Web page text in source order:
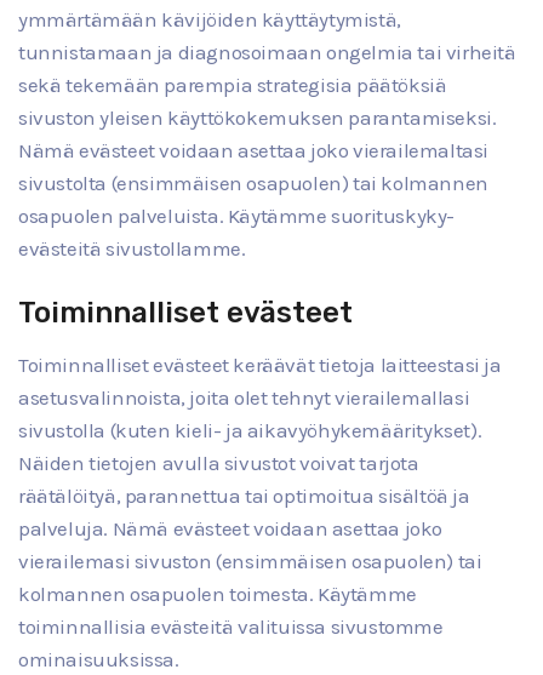
ymmärtämään kävijöiden käyttäytymistä,
tunnistamaan ja diagnosoimaan ongelmia tai virheitä
sekä tekemään parempia strategisia päätöksiä
sivuston yleisen käyttökokemuksen parantamiseksi.
Nämä evästeet voidaan asettaa joko vierailemaltasi
sivustolta (ensimmäisen osapuolen) tai kolmannen
osapuolen palveluista. Käytämme suorituskyky-
evästeitä sivustollamme.
Toiminnalliset evästeet
Toiminnalliset evästeet keräävät tietoja laitteestasi ja
asetusvalinnoista, joita olet tehnyt vierailemallasi
sivustolla (kuten kieli- ja aikavyöhykemääritykset).
Näiden tietojen avulla sivustot voivat tarjota
räätälöityä, parannettua tai optimoitua sisältöä ja
palveluja. Nämä evästeet voidaan asettaa joko
vierailemasi sivuston (ensimmäisen osapuolen) tai
kolmannen osapuolen toimesta. Käytämme
toiminnallisia evästeitä valituissa sivustomme
ominaisuuksissa.